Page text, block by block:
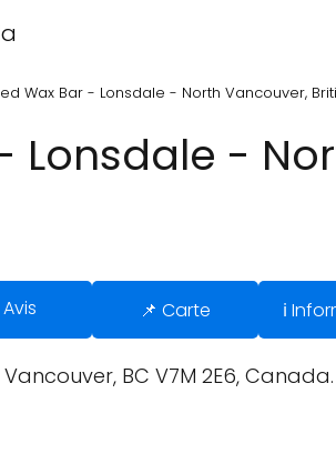
Wax Bar - Lonsdale - North Vancouver,
Lonsdale -
📌 Carte ℹ️
BC V7M 2E6, Canada.